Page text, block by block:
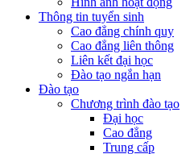
Thông tin tuyển sinh
Cao đẳng chính quy
Cao đẳng liên thông
Liên kết đại học
Đào tạo ngắn hạn
Đào tạo
Chương trình đào tạo
Đại học
Cao đẳng
Trung cấp